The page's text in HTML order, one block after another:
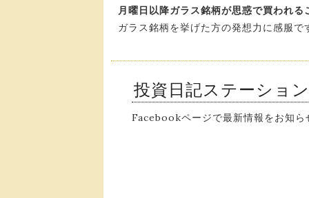
月曜日以降ガラス銘柄が思惑で買われる
ガラス銘柄を挙げた方の発想力に感服で
投資日記ステーショ
Facebookページで最新情報をお知ら